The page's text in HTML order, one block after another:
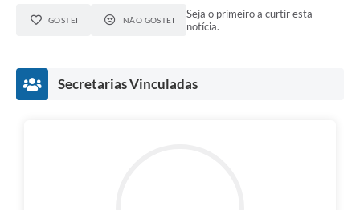
GOSTEI NÃO GOSTEI
Seja o primeiro a curtir esta
notícia.
Secretarias Vinculadas